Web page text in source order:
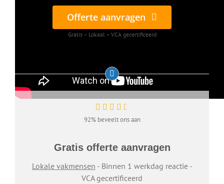
Offerte aanvragen
Gratis – Lokaal – VCA gecertificeerd
92% beveelt ons aan
Gratis offerte aanvragen
Lokale vakmensen - Binnen 1 werkdag reactie -
VCA gecertificeerd